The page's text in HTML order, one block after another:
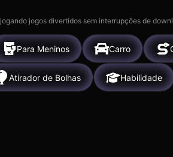
jogos divertidos sem interrupções de
Para Meninos Carro
Atirador de Bolhas Habilidade